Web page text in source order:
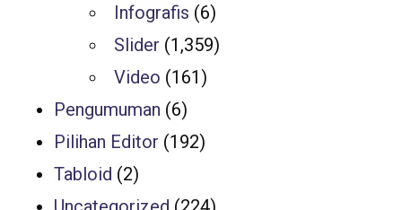
Infografis (6)
Slider (1,359)
Video (161)
Pengumuman (6)
Pilihan Editor (192)
Tabloid (2)